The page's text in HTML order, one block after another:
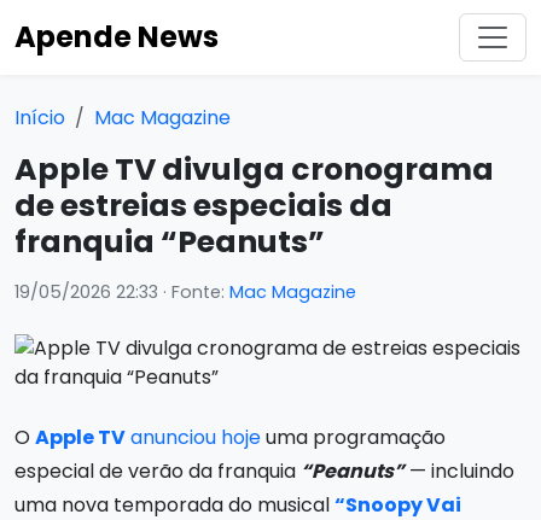
Apende News
Início Mac Magazine
Apple TV divulga cronograma
de estreias especiais da
franquia “Peanuts”
19/05/2026 22:33 · Fonte: Mac Magazine
OApple TVanunciou hojeuma programação
especial de verão da franquia “Peanuts”— incluindo
uma nova temporada do musical“Snoopy Vai